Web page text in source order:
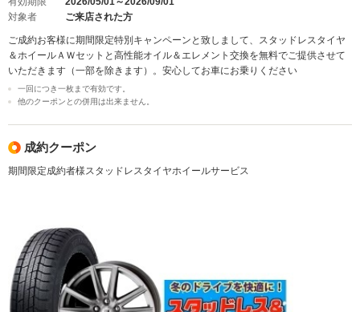
対象者
ご来店された方
ご成約お客様に期間限定特別キャンペーンと致しまして、スタッドレスタイヤ
＆ホイールＡＷセットと高性能オイル＆エレメント交換を無料でご提供させて
いただきます（一部を除きます）。安心してお車にお乗りください
一回につき一枚まで有効です。
他のクーポンとの併用は出来ません。
成約クーポン
期間限定成約者様スタッドレスタイヤホイールサービス